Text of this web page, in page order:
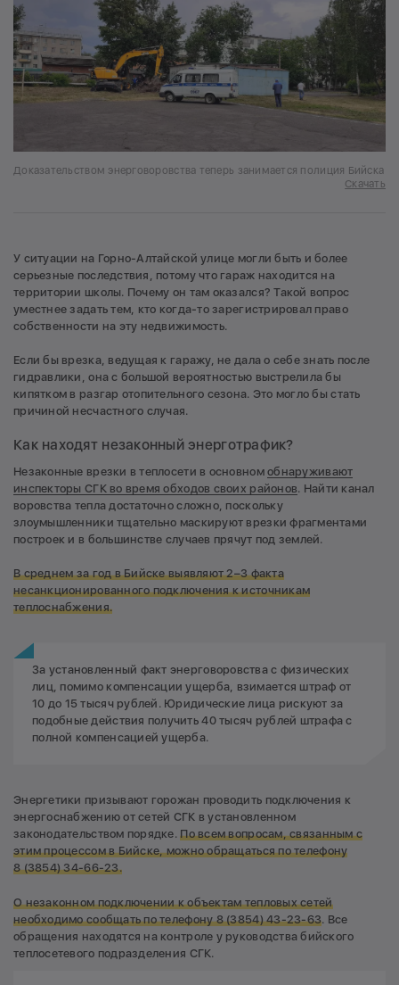
Доказательством энерговоровства теперь занимается полиция Бийска
Скачать
У ситуации на Горно-Алтайской улице могли быть и более
серьезные последствия, потому что гараж находится на
территории школы. Почему он там оказался? Такой вопрос
уместнее задать тем, кто когда-то зарегистрировал право
собственности на эту недвижимость.
Если бы врезка, ведущая к гаражу, не дала о себе знать после
гидравлики, она с большой вероятностью выстрелила бы
кипятком в разгар отопительного сезона. Это могло бы стать
причиной несчастного случая.
Как находят незаконный энерготрафик?
Незаконные врезки в теплосети в основномобнаруживают
инспекторы СГК во время обходов своих районов. Найти канал
воровства тепла достаточно сложно, поскольку
злоумышленники тщательно маскируют врезки фрагментами
построек и в большинстве случаев прячут под землей.
В среднем за год в Бийске выявляют 2–3 факта
несанкционированного подключения к источникам
теплоснабжения.
За установленный факт энерговоровства с физических
лиц, помимо компенсации ущерба, взимается штраф от
10 до 15 тысяч рублей. Юридические лица рискуют за
подобные действия получить 40 тысяч рублей штрафа с
полной компенсацией ущерба.
Энергетики призывают горожан проводить подключения к
энергоснабжению от сетей СГК в установленном
законодательством порядке.По всем вопросам, связанным с
этим процессомв Бийске, можно обращаться по телефону
8(3854) 34-66-23.
О незаконном подключении к объектам тепловых сетей
необходимо сообщать по телефону 8(3854) 43-23-63. Все
обращения находятся на контроле у руководства бийского
теплосетевого подразделения СГК.